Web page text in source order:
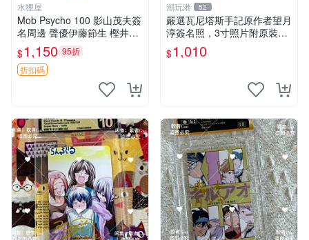
水狸屋
Mob Psycho 100 影山茂夫簽
名周邊 聲優伊藤節生 樫井孝
宏真跡 馴良新隆親筆簽名照
3寸裝幀原盒 中古珍藏 靈幻
新隆 Mob Psycho
$1,150 95折
折扣碼
潮玩港 52
嚴選瓦尼塔斯手記原作者望月
淳簽名照，3寸照片附原裝卡
磚。 簽名保真收藏相框裝裱
隨行發送 照片 簽名周邊 望月
$1,010